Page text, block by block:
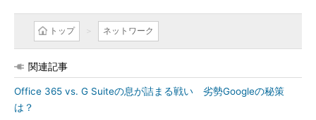
トップ ネットワーク
関連記事
Office 365 vs. G Suiteの息が詰まる戦い 劣勢Googleの秘策
は？